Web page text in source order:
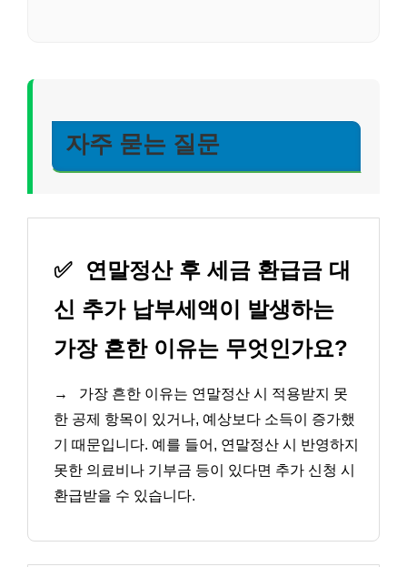
자주 묻는 질문
✅
연말정산 후 세금 환급금 대
신 추가 납부세액이 발생하는
가장 흔한 이유는 무엇인가요?
→
가장 흔한 이유는 연말정산 시 적용받지 못
한 공제 항목이 있거나, 예상보다 소득이 증가했
기 때문입니다. 예를 들어, 연말정산 시 반영하지
못한 의료비나 기부금 등이 있다면 추가 신청 시
환급받을 수 있습니다.